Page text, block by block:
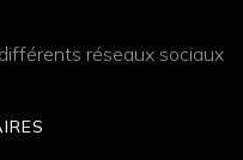
réseaux sociaux